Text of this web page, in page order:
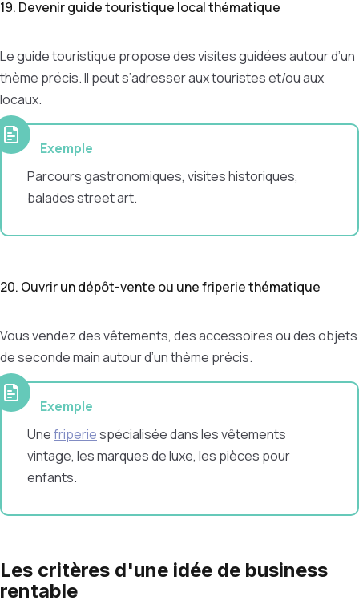
19. Devenir guide touristique local thématique
Le guide touristique propose des visites guidées autour d’un
thème précis. Il peut s’adresser aux touristes et/ou aux
locaux.
Exemple
Parcours gastronomiques, visites historiques,
balades street art.
20. Ouvrir un dépôt-vente ou une friperie thématique
Vous vendez des vêtements, des accessoires ou des objets
de seconde main autour d’un thème précis.
Exemple
Unefriperiespécialisée dans les vêtements
vintage, les marques de luxe, les pièces pour
enfants.
Les critères d'une idée de business
rentable